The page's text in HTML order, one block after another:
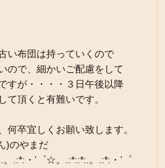
い布団は持っていくので
ので、細かいご配慮をして
すが・・・・３日午後以降
て頂くと有難いです。
何卒宜しくお願い致します。
)のやまだ
.:*:・’゜☆。.:*::*:.。.:*:・’゜